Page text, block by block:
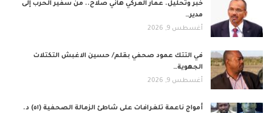
خبر وتحليل. عمار العركي هاني صلاح.. من سفير الحرب إلى
مدير…
أغسطس 9, 2026
في التتك عمود صحفي بقلم/ حسين الاغبش التكتلات
الجهوية…
أغسطس 9, 2026
أمواج ناعمة تلغرافات على شاطئ الزمالة الصحفية (٥١) د.